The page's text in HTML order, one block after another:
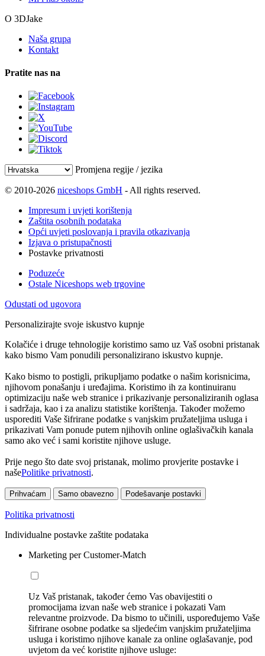
O 3DJake
Naša grupa
Kontakt
Pratite nas na
Promjena regije / jezika
© 2010-2026 niceshops GmbH - All rights reserved.
Impresum i uvjeti korištenja
Zaštita osobnih podataka
Opći uvjeti poslovanja i pravila otkazivanja
Izjava o pristupačnosti
Postavke privatnosti
Poduzeće
Ostale Niceshops web trgovine
Odustati od ugovora
Personalizirajte svoje iskustvo kupnje
Kolačiće i druge tehnologije koristimo samo uz Vaš osobni pristanak
kako bismo Vam ponudili personalizirano iskustvo kupnje.
Kako bismo to postigli, prikupljamo podatke o našim korisnicima,
njihovom ponašanju i uređajima. Koristimo ih za kontinuiranu
optimizaciju naše web stranice i prikazivanje personaliziranih oglasa
i sadržaja, kao i za analizu statistike korištenja. Također možemo
usporediti Vaše šifrirane podatke s vanjskim pružateljima usluga i
prikazivati Vam ponude putem njihovih online oglašivačkih kanala
samo ako već i sami koristite njihove usluge.
Prije nego što date svoj pristanak, molimo provjerite postavke i
našePolitike privatnosti.
Prihvaćam Samo obavezno Podešavanje postavki
Politika privatnosti
Individualne postavke zaštite podataka
Marketing per Customer-Match
Uz Vaš pristanak, također ćemo Vas obavijestiti o
promocijama izvan naše web stranice i pokazati Vam
relevantne proizvode. Da bismo to učinili, uspoređujemo Vaše
šifrirane osobne podatke sa sljedećim vanjskim pružateljima
usluga i koristimo njihove kanale za online oglašavanje, pod
uvjetom da već koristite njihove usluge: